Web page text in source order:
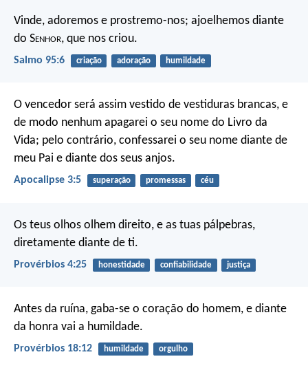
Vinde, adoremos e prostremo-nos; ajoelhemos diante
do Senhor, que nos criou.
Salmo 95:6 criação adoração humildade
O vencedor será assim vestido de vestiduras brancas, e
de modo nenhum apagarei o seu nome do Livro da
Vida; pelo contrário, confessarei o seu nome diante de
meu Pai e diante dos seus anjos.
Apocalipse 3:5 superação promessas céu
Os teus olhos olhem direito, e as tuas pálpebras,
diretamente diante de ti.
Provérbios 4:25 honestidade confiabilidade justiça
Antes da ruína, gaba-se o coração do homem, e diante
da honra vai a humildade.
Provérbios 18:12 humildade orgulho